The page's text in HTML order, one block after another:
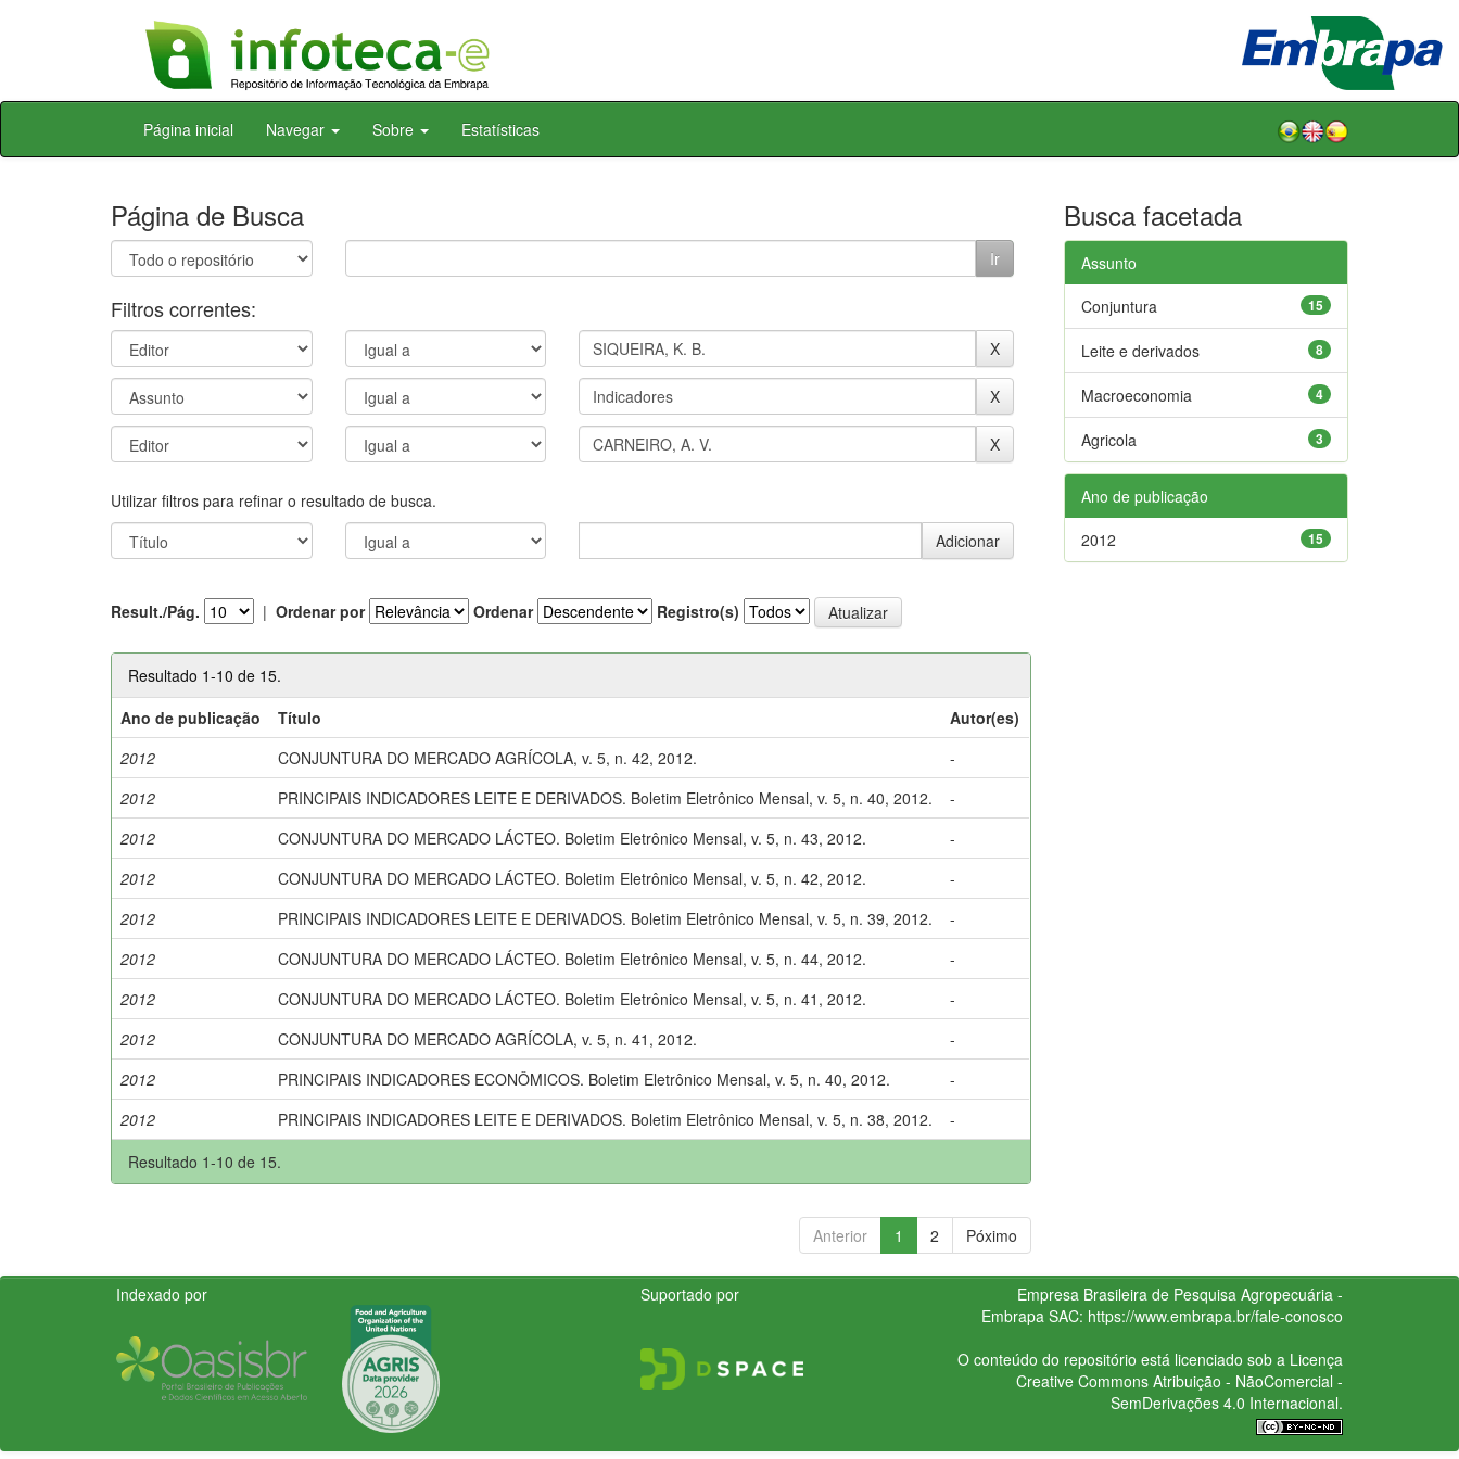
Skip
Página inicial Navegar Sobre Estatísticas
Página de Busca
Filtros correntes:
Utilizar filtros para refinar o resultado de busca.
Result./Pág. | Ordenar por Ordenar Registro(s)
Resultado 1-10 de 15.
Ano de publicação
Título
Autor(es)
2012
CONJUNTURA DO MERCADO AGRÍCOLA, v. 5, n. 42, 2012.
-
2012
PRINCIPAIS INDICADORES LEITE E DERIVADOS. Boletim Eletrônico Mensal, v. 5, n. 40, 2012.
-
2012
CONJUNTURA DO MERCADO LÁCTEO. Boletim Eletrônico Mensal, v. 5, n. 43, 2012.
-
2012
CONJUNTURA DO MERCADO LÁCTEO. Boletim Eletrônico Mensal, v. 5, n. 42, 2012.
-
2012
PRINCIPAIS INDICADORES LEITE E DERIVADOS. Boletim Eletrônico Mensal, v. 5, n. 39, 2012.
-
2012
CONJUNTURA DO MERCADO LÁCTEO. Boletim Eletrônico Mensal, v. 5, n. 44, 2012.
-
2012
CONJUNTURA DO MERCADO LÁCTEO. Boletim Eletrônico Mensal, v. 5, n. 41, 2012.
-
2012
CONJUNTURA DO MERCADO AGRÍCOLA, v. 5, n. 41, 2012.
-
2012
PRINCIPAIS INDICADORES ECONÔMICOS. Boletim Eletrônico Mensal, v. 5, n. 40, 2012.
-
2012
PRINCIPAIS INDICADORES LEITE E DERIVADOS. Boletim Eletrônico Mensal, v. 5, n. 38, 2012.
-
Resultado 1-10 de 15.
Anterior 1 2 Póximo
Busca facetada
Assunto
15
Conjuntura
8
Leite e derivados
4
Macroeconomia
3
Agricola
Ano de publicação
15
2012
Indexado por Suportado por
Empresa Brasileira de Pesquisa Agropecuária -
Embrapa SAC: https://www.embrapa.br/fale-conosco
O conteúdo do repositório está licenciado sob a Licença
Creative CommonsAtribuição - NãoComercial -
SemDerivações 4.0 Internacional.